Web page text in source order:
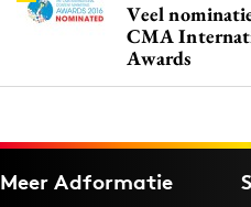
Veel
CMA
Awards
Meer Adformatie